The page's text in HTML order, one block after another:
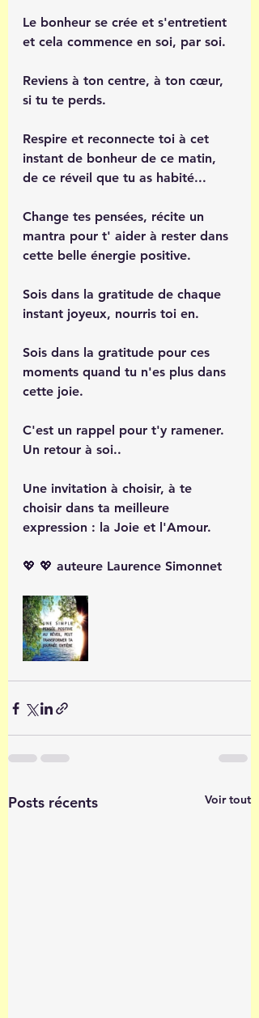
Le bonheur se crée et s'entretient
et cela commence en soi, par soi.
Reviens à ton centre, à ton cœur,
si tu te perds.
Respire et reconnecte toi à cet
instant de bonheur de ce matin,
de ce réveil que tu as habité...
Change tes pensées, récite un
mantra pour t' aider à rester dans
cette belle énergie positive.
Sois dans la gratitude de chaque
instant joyeux, nourris toi en.
Sois dans la gratitude pour ces
moments quand tu n'es plus dans
cette joie.
C'est un rappel pour t'y ramener.
Un retour à soi..
Une invitation à choisir, à te
choisir dans ta meilleure
expression : la Joie et l'Amour.
💖 💖 auteure Laurence Simonnet
Posts récents Voir tout